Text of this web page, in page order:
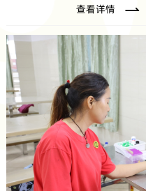
查看详情